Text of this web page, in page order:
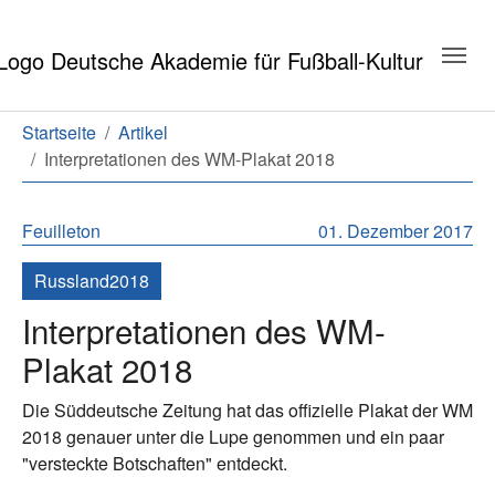
Sie sind hier:
Startseite
Artikel
Interpretationen des WM-Plakat 2018
01. Dezember 2017
Feuilleton
Russland2018
Interpretationen des WM-
Plakat 2018
Die Süddeutsche Zeitung hat das offizielle Plakat der WM
2018 genauer unter die Lupe genommen und ein paar
"versteckte Botschaften" entdeckt.